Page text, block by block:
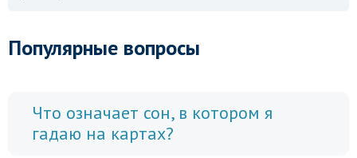
Популярные вопросы
Что означает сон, в котором я
гадаю на картах?